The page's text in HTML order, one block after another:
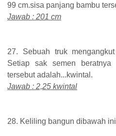
99 cm.sisa panjang bambu
Jawab : 201 cm
27. Sebuah truk
Setiap sak semen
tersebut adalah...kwintal.
Jawab : 2,25 kwintal
28. Keliling bangun dibawah